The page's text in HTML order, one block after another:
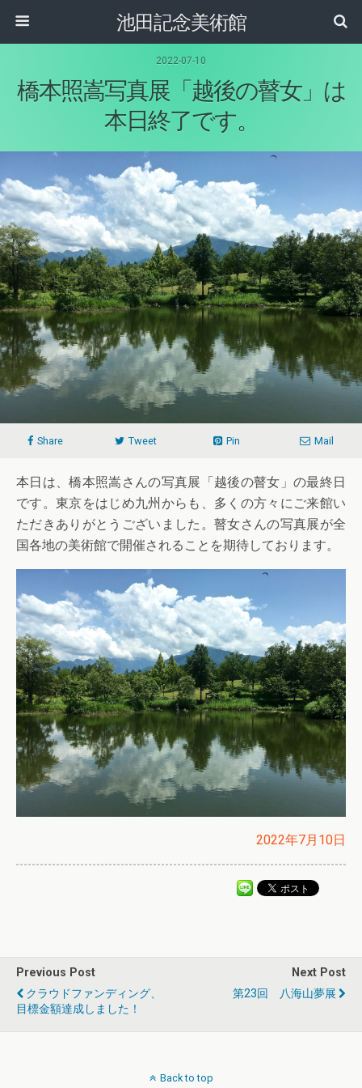
池田記念美術館
2022-07-10
橋本照嵩写真展「越後の瞽女」は
本日終了です。
Share Tweet Pin Mail
本日は、橋本照嵩さんの写真展「越後の瞽女」の最終日
です。東京をはじめ九州からも、多くの方々にご来館い
ただきありがとうございました。瞽女さんの写真展が全
国各地の美術館で開催されることを期待しております。
2022年7月10日
Previous Post
クラウドファンディング、
目標金額達成しました！
Next Post
第23回 八海山夢展
Back to top